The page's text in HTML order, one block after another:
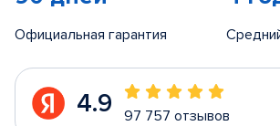
Официальная гарантия
4.9 97 757 отзывов